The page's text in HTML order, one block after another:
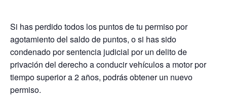
Si has perdido todos los puntos de tu permiso por
agotamiento del saldo de puntos, o si has sido
condenado por sentencia judicial por un delito de
privación del derecho a conducir vehículos a motor por
tiempo superior a 2 años, podrás obtener un nuevo
permiso.